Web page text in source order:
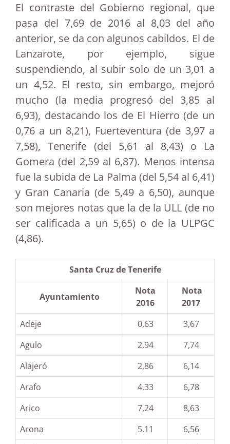
El contraste del Gobierno regional, que
pasa del 7,69 de 2016 al 8,03 del año
anterior, se da con algunos cabildos. El de
Lanzarote, por ejemplo, sigue
suspendiendo, al subir solo de un 3,01 a
un 4,52. El resto, sin embargo, mejoró
mucho (la media progresó del 3,85 al
6,93), destacando los de El Hierro (de un
0,76 a un 8,21), Fuerteventura (de 3,97 a
7,58), Tenerife (del 5,61 al 8,43) o La
Gomera (del 2,59 al 6,87). Menos intensa
fue la subida de La Palma (del 5,54 al 6,41)
y Gran Canaria (de 5,49 a 6,50), aunque
son mejores notas que la de la ULL (de no
ser calificada a un 5,65) o de la ULPGC
(4,86).
Santa Cruz de Tenerife
Ayuntamiento
Nota
2016
Nota
2017
Adeje
0,63
3,67
Agulo
2,94
7,74
Alajeró
2,86
6,14
Arafo
4,33
6,78
Arico
7,24
8,63
Arona
5,11
6,56